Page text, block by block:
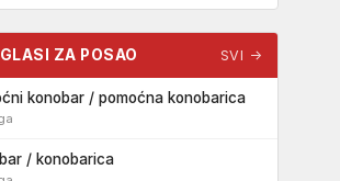
ZA POSAO SVI →
konobar / pomoćna konobarica
/ konobarica